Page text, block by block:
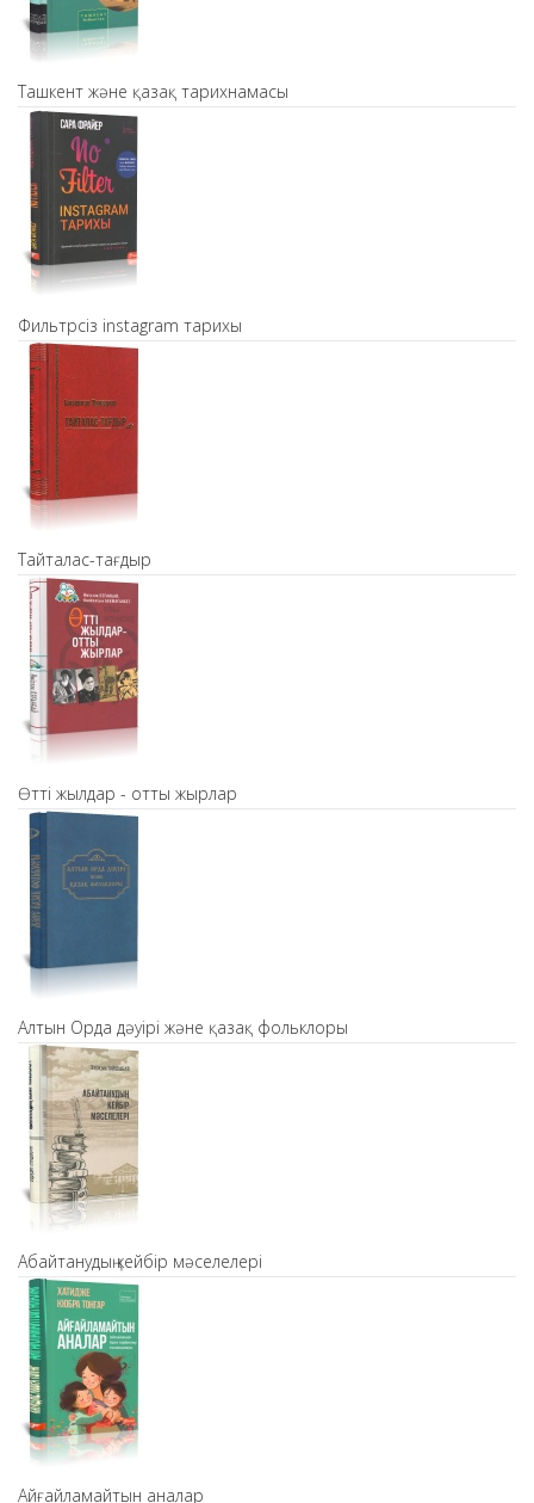
Ташкент және қазақ тарихнамасы
Фильтрсіз instagram тарихы
Тайталас-тағдыр
Өтті жылдар - отты жырлар
Алтын Орда дәуірі және қазақ фольклоры
Абайтанудың кейбір мәселелері
Айғайламайтын аналар